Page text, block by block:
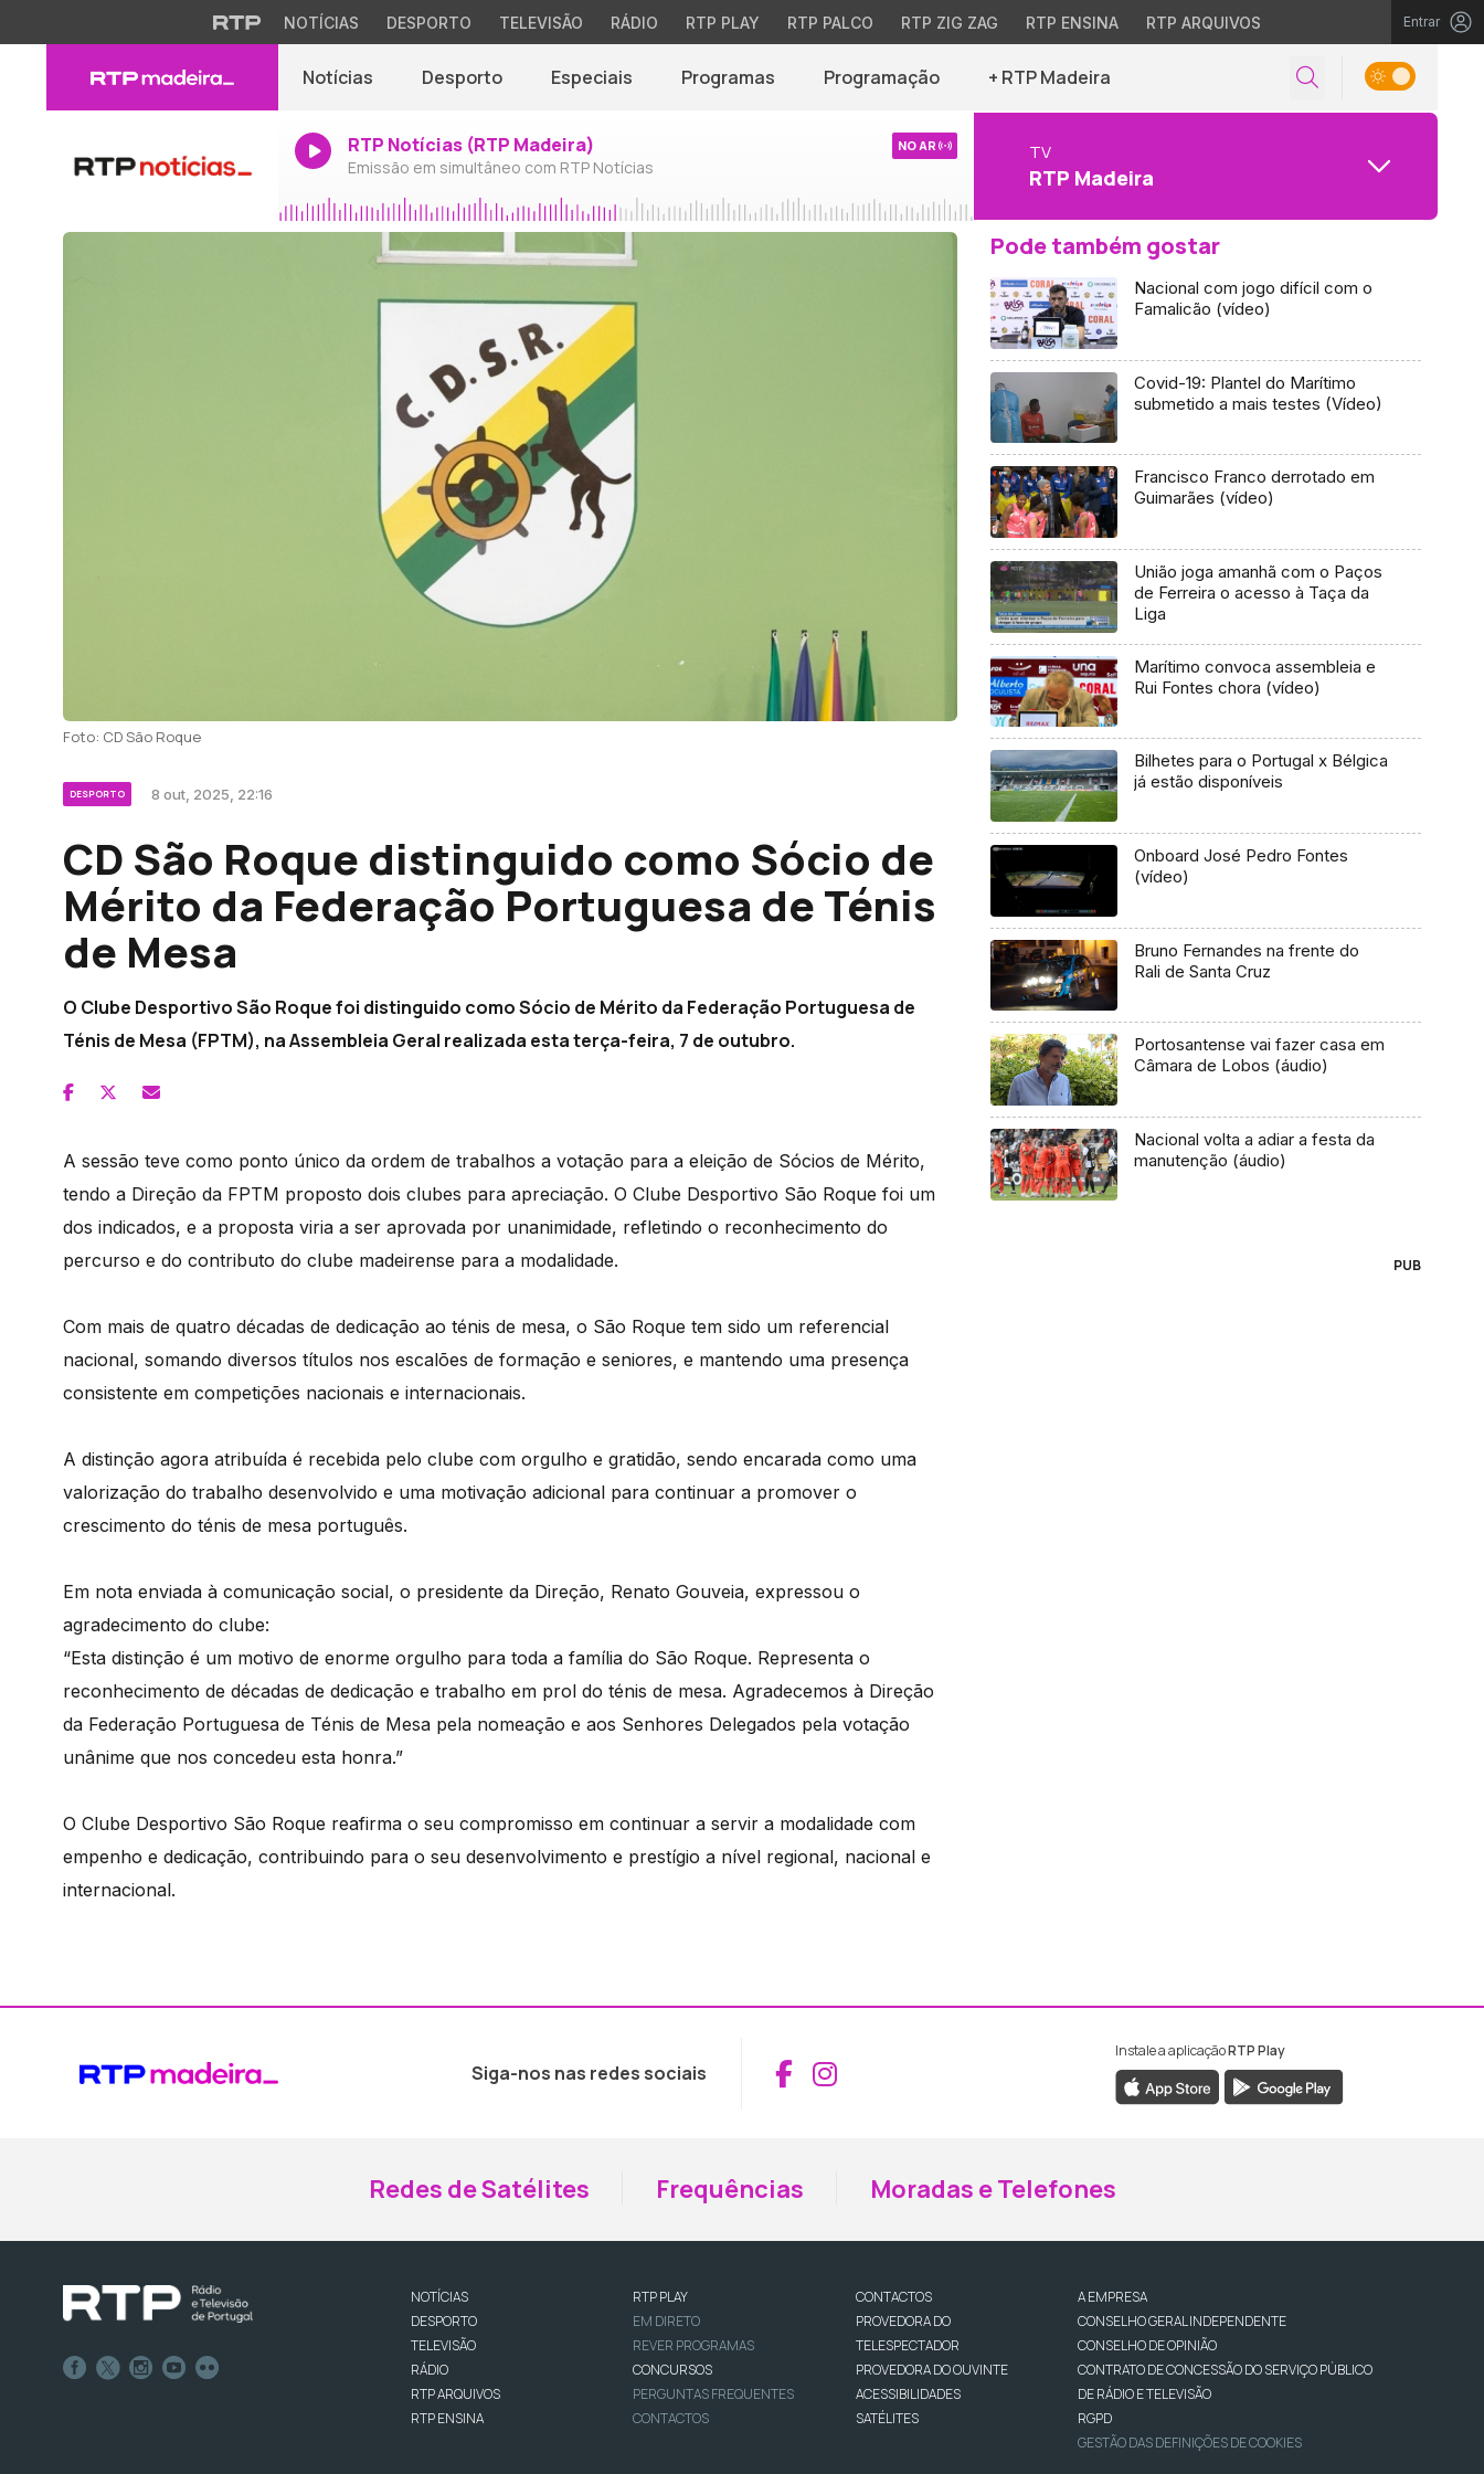
NOTÍCIAS DESPORTO TELEVISÃO RÁDIO RTP PLAY RTP PALCO RTP ZIG ZAG RTP ENSINA RTP ARQUIVOS Entrar
Notícias Desporto Especiais Programas Programação + RTP Madeira
RTP Notícias (RTP Madeira)
Emissão em simultâneo com RTP Notícias
NO AR TV
RTP Madeira
Foto: CD São Roque
DESPORTO 8 out, 2025, 22:16
CD São Roque distinguido como Sócio de
Mérito da Federação Portuguesa de Ténis
de Mesa
O Clube Desportivo São Roque foi distinguido como Sócio de Mérito da Federação Portuguesa de
Ténis de Mesa (FPTM), na Assembleia Geral realizada esta terça-feira, 7 de outubro.
A sessão teve como ponto único da ordem de trabalhos a votação para a eleição de Sócios de Mérito,
tendo a Direção da FPTM proposto dois clubes para apreciação. O Clube Desportivo São Roque foi um
dos indicados, e a proposta viria a ser aprovada por unanimidade, refletindo o reconhecimento do
percurso e do contributo do clube madeirense para a modalidade.
Com mais de quatro décadas de dedicação ao ténis de mesa, o São Roque tem sido um referencial
nacional, somando diversos títulos nos escalões de formação e seniores, e mantendo uma presença
consistente em competições nacionais e internacionais.
A distinção agora atribuída é recebida pelo clube com orgulho e gratidão, sendo encarada como uma
valorização do trabalho desenvolvido e uma motivação adicional para continuar a promover o
crescimento do ténis de mesa português.
Em nota enviada à comunicação social, o presidente da Direção, Renato Gouveia, expressou o
agradecimento do clube:
“Esta distinção é um motivo de enorme orgulho para toda a família do São Roque. Representa o
reconhecimento de décadas de dedicação e trabalho em prol do ténis de mesa. Agradecemos à Direção
da Federação Portuguesa de Ténis de Mesa pela nomeação e aos Senhores Delegados pela votação
unânime que nos concedeu esta honra.”
O Clube Desportivo São Roque reafirma o seu compromisso em continuar a servir a modalidade com
empenho e dedicação, contribuindo para o seu desenvolvimento e prestígio a nível regional, nacional e
internacional.
Pode também gostar
Nacional com jogo difícil com o
Famalicão (vídeo)
Covid-19: Plantel do Marítimo
submetido a mais testes (Vídeo)
Francisco Franco derrotado em
Guimarães (vídeo)
União joga amanhã com o Paços
de Ferreira o acesso à Taça da
Liga
Marítimo convoca assembleia e
Rui Fontes chora (vídeo)
Bilhetes para o Portugal x Bélgica
já estão disponíveis
Onboard José Pedro Fontes
(vídeo)
Bruno Fernandes na frente do
Rali de Santa Cruz
Portosantense vai fazer casa em
Câmara de Lobos (áudio)
Nacional volta a adiar a festa da
manutenção (áudio)
PUB
Siga-nos nas redes sociais Aceder ao Facebook da RTP Madeira
Aceder ao Instagram da RTP Madeira
Instale a aplicaçãoRTP Play
Redes de Satélites Frequências Moradas e Telefones
NOTÍCIAS
DESPORTO
TELEVISÃO
RÁDIO
RTP ARQUIVOS
RTP ENSINA
RTP PLAY
EM DIRETO
REVER PROGRAMAS
CONCURSOS
PERGUNTAS FREQUENTES
CONTACTOS
CONTACTOS
PROVEDORA DO
TELESPECTADOR
PROVEDORA DO OUVINTE
ACESSIBILIDADES
SATÉLITES
A EMPRESA
CONSELHO GERAL INDEPENDENTE
CONSELHO DE OPINIÃO
CONTRATO DE CONCESSÃO DO SERVIÇO PÚBLICO
DE RÁDIO E TELEVISÃO
RGPD
GESTÃO DAS DEFINIÇÕES DE COOKIES